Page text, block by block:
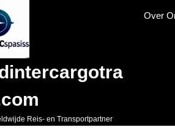
Reis- en Transportpartner
Over